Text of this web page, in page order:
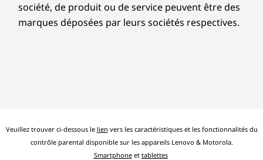
société, de produit ou de service peuvent être des
marques déposées par leurs sociétés respectives.
Veuillez trouver ci-dessous le lien vers les caractéristiques et les fonctionnalités du
contrôle parental disponible sur les appareils Lenovo & Motorola.
Smartphoneet tablettes